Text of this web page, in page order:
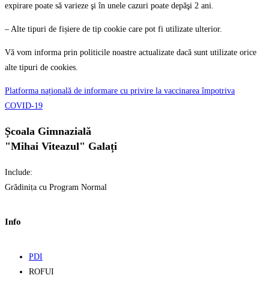
expirare poate să varieze şi în unele cazuri poate depăşi 2 ani.
– Alte tipuri de fișiere de tip cookie care pot fi utilizate ulterior.
Vă vom informa prin politicile noastre actualizate dacă sunt utilizate orice
alte tipuri de cookies.
Platforma națională de informare cu privire la vaccinarea împotriva
COVID-19
Școala Gimnazială
"Mihai Viteazul" Galați
Include:
Grădiniṭa cu Program Normal
Info
PDI
ROFUI